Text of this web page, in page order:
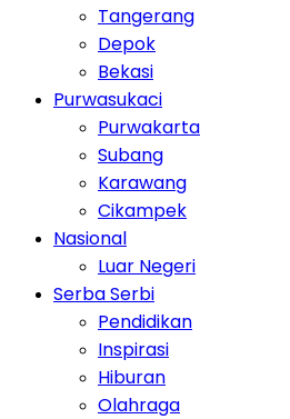
Tangerang
Depok
Bekasi
Purwasukaci
Purwakarta
Subang
Karawang
Cikampek
Nasional
Luar Negeri
Serba Serbi
Pendidikan
Inspirasi
Hiburan
Olahraga